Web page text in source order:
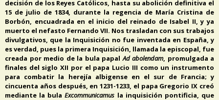
decisión de los Reyes Católicos, hasta su abolición definitiva el
15 de julio de 1834, durante la regencia de María Cristina de
Borbón, encuadrada en el inicio del reinado de Isabel II, y ya
muerto el nefasto Fernando VII. Nos trasladan con sus trabajos
divulgativos, que la Inquisición no fue inventada en España, y
es verdad, pues la primera Inquisición, llamada la episcopal, fue
creada por medio de la bula papalAd abolendam, promulgada a
finales del siglo XII por el papa Lucio III como un instrumento
para combatir la herejía albigense en el sur de Francia; y
cincuenta años después, en 1231-1233, el papa Gregorio IX creó
mediante la bulaExcommunicamus la inquisición pontificia, que